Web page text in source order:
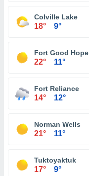
Colville Lake
18° 9°
Fort Good Hope
22° 11°
Fort Reliance
14° 12°
Norman Wells
21° 11°
Tuktoyaktuk
17° 9°